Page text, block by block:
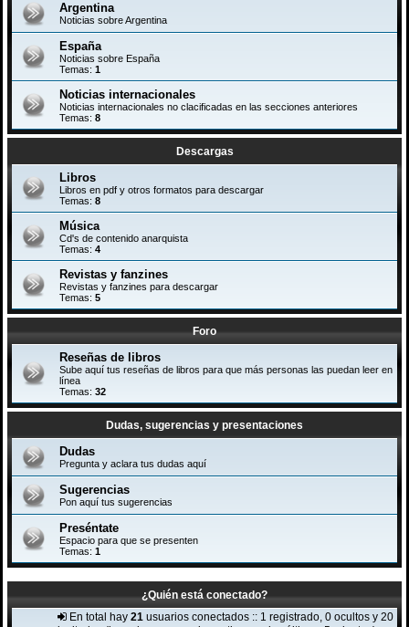
Argentina
Noticias sobre Argentina
España
Noticias sobre España
Temas: 1
Noticias internacionales
Noticias internacionales no clacificadas en las secciones anteriores
Temas: 8
Descargas
Libros
Libros en pdf y otros formatos para descargar
Temas: 8
Música
Cd's de contenido anarquista
Temas: 4
Revistas y fanzines
Revistas y fanzines para descargar
Temas: 5
Foro
Reseñas de libros
Sube aquí tus reseñas de libros para que más personas las puedan leer en
línea
Temas: 32
Dudas, sugerencias y presentaciones
Dudas
Pregunta y aclara tus dudas aquí
Sugerencias
Pon aquí tus sugerencias
Preséntate
Espacio para que se presenten
Temas: 1
¿Quién está conectado?
En total hay 21 usuarios conectados :: 1 registrado, 0 ocultos y 20